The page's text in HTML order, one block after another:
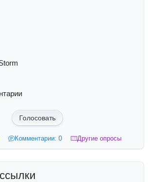
Голосовать
Комментарии: 0 Другие опросы